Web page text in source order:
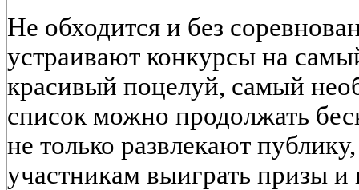
Не обходится и без
устраивают конкурсы на
красивый поцелуй, самый
список можно продолжать
не только развлекают
участникам выиграть призы и